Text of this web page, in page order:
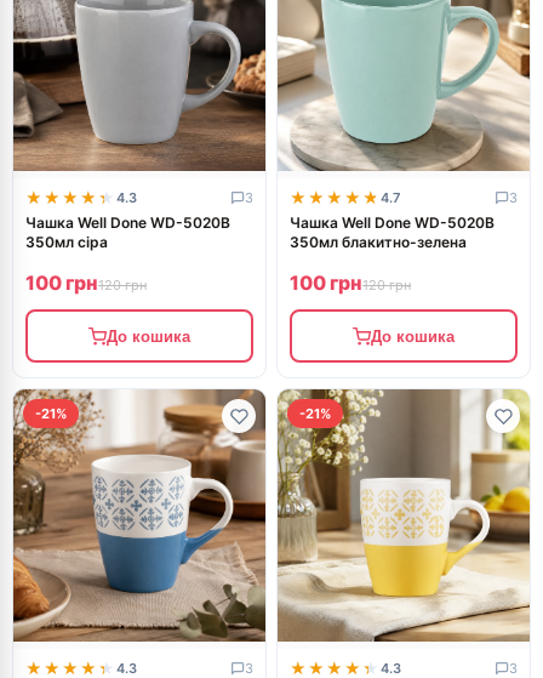
★★★★★
★★★★★ 4.3 3
Чашка Well Done WD-5020B
350мл сіра
100 грн120 грн
До кошика
★★★★★
★★★★★ 4.7 3
Чашка Well Done WD-5020B
350мл блакитно-зелена
100 грн120 грн
До кошика
-21%
★★★★★
★★★★★ 4.3 3
-21%
★★★★★
★★★★★ 4.3 3